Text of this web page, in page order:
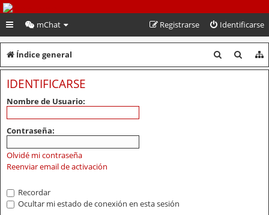
PeruVoley.com
mChat Identificarse
Registrarse
Índice general
u
u
IDENTIFICARSE
Nombre de Usuario:
Contraseña:
Olvidé mi contraseña
Reenviar email de activación
Recordar
Ocultar mi estado de conexión en esta sesión